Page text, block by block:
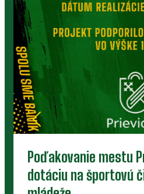
Poďakovanie mestu
dotáciu na športovú